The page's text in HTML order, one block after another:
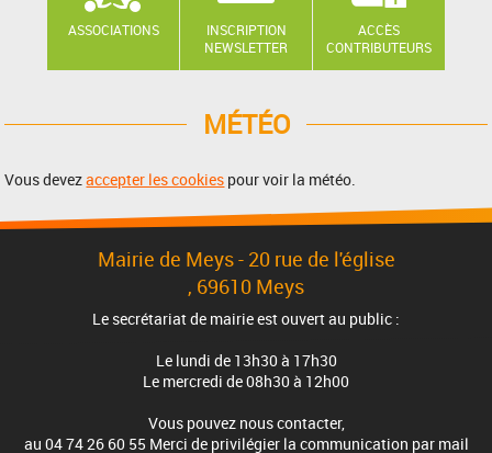
ASSOCIATIONS
INSCRIPTION
NEWSLETTER
ACCÈS
CONTRIBUTEURS
MÉTÉO
Vous devezaccepter les cookies pour voir la météo.
Mairie de Meys - 20 rue de l'église
, 69610 Meys
Le secrétariat de mairie est ouvert au public :
Le lundi de 13h30 à 17h30
Le mercredi de 08h30 à 12h00
Vous pouvez nous contacter,
au 04 74 26 60 55 Merci de privilégier la communication par mail